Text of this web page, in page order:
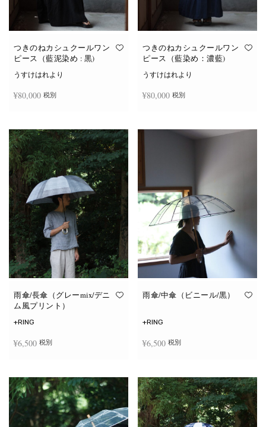
つきのねカシュクールワン
ピース（藍泥染め : 黒)
うすけはれより
¥80,000 税別
つきのねカシュクールワン
ピース（藍染め：濃藍)
うすけはれより
¥80,000 税別
雨傘/長傘（グレーmix/デニ
ム風プリント）
+RING
¥6,500 税別
雨傘/中傘（ビニール/黒）
+RING
¥6,500 税別